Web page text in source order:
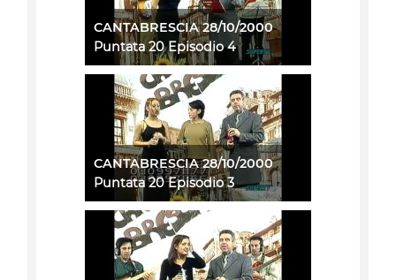
CANTABRESCIA 28/10/2000
Puntata 20 Episodio 4
CANTABRESCIA 28/10/2000
Puntata 20 Episodio 3